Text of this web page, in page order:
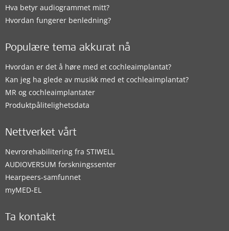
Hva betyr audiogrammet mitt?
Hvordan fungerer benledning?
Populære tema akkurat nå
Hvordan er det å høre med et cochleaimplantat?
Kan jeg ha glede av musikk med et cochleaimplantat?
MR og cochleaimplantater
Produktpålitelighetsdata
Nettverket vårt
Nevrorehabilitering fra STIWELL
AUDIOVERSUM forskningssenter
Hearpeers-samfunnet
myMED‑EL
Ta kontakt